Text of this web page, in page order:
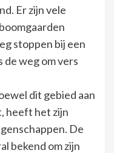
Er zijn vele
stoppen bij een
de weg om vers
dit gebied aan
heeft het zijn
De
bekend om zijn